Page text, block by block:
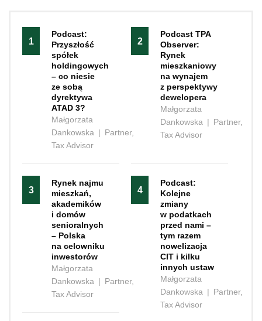
1
Podcast:
Przyszłość
spółek
holdingowych
– co niesie
ze sobą
dyrektywa
ATAD 3?
Małgorzata
Dankowska | Partner,
Tax Advisor
2
Podcast TPA
Observer:
Rynek
mieszkaniowy
na wynajem
z perspektywy
dewelopera
Małgorzata
Dankowska | Partner,
Tax Advisor
3
Rynek najmu
mieszkań,
akademików
i domów
senioralnych
– Polska
na celowniku
inwestorów
Małgorzata
Dankowska | Partner,
Tax Advisor
4
Podcast:
Kolejne
zmiany
w podatkach
przed nami –
tym razem
nowelizacja
CIT i kilku
innych ustaw
Małgorzata
Dankowska | Partner,
Tax Advisor